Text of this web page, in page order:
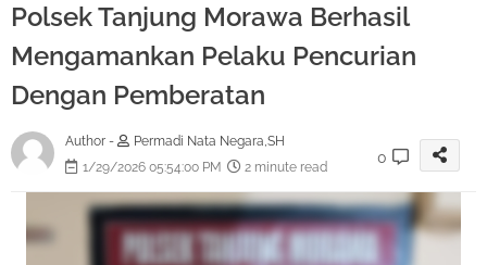
Polsek Tanjung Morawa Berhasil
Mengamankan Pelaku Pencurian
Dengan Pemberatan
Author -
Permadi Nata Negara,SH
1/29/2026 05:54:00 PM
2 minute read
0